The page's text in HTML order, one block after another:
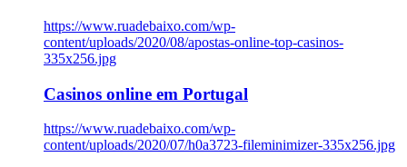
https://www.ruadebaixo.com/wp-
content/uploads/2020/08/apostas-online-top-casinos-
335x256.jpg
Casinos online em Portugal
https://www.ruadebaixo.com/wp-
content/uploads/2020/07/h0a3723-fileminimizer-335x256.jpg